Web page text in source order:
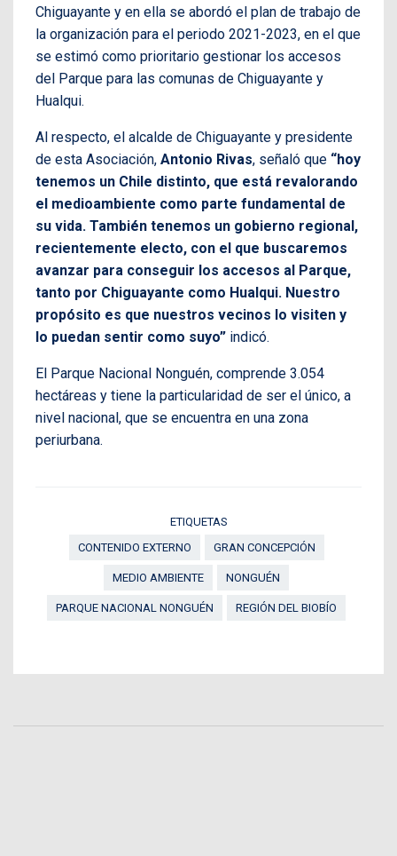
Chiguayante y en ella se abordó el plan de trabajo de
la organización para el periodo 2021-2023, en el que
se estimó como prioritario gestionar los accesos
del Parque para las comunas de Chiguayante y
Hualqui.
Al respecto, el alcalde de Chiguayante y presidente
de esta Asociación, Antonio Rivas, señaló que “hoy
tenemos un Chile distinto, que está revalorando
el medioambiente como parte fundamental de
su vida. También tenemos un gobierno regional,
recientemente electo, con el que buscaremos
avanzar para conseguir los accesos al Parque,
tanto por Chiguayante como Hualqui. Nuestro
propósito es que nuestros vecinos lo visiten y
lo puedan sentir como suyo” indicó.
El Parque Nacional Nonguén, comprende 3.054
hectáreas y tiene la particularidad de ser el único, a
nivel nacional, que se encuentra en una zona
periurbana.
ETIQUETAS
CONTENIDO EXTERNO
GRAN CONCEPCIÓN
MEDIO AMBIENTE NONGUÉN
PARQUE NACIONAL NONGUÉN REGIÓN DEL BIOBÍO